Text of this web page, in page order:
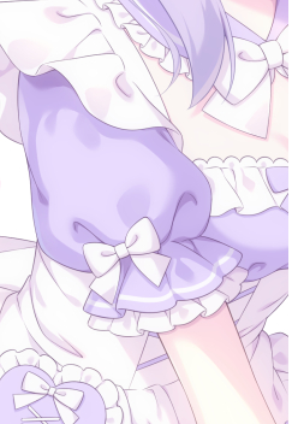
）中，I/O 操作是以阻塞的方式
程执行一个 I/O 操作时，它会被
模型在处理多个并发连接时可能
每个连接创建一个线程，而线程